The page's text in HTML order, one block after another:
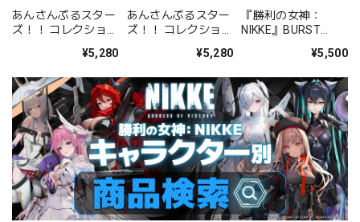
あんさんぶるスター
ズ！！ コレクション
¥5,280
あんさんぶるスター
ズ！！ コレクション
¥5,280
『勝利の女神：
NIKKE』BURST
ジ Vol.9 BOX 全10種
¥5,500